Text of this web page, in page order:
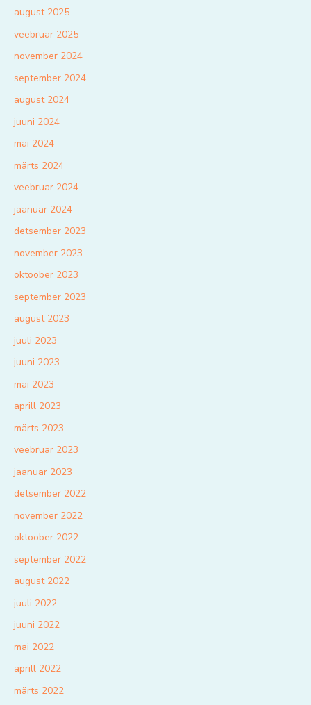
august 2025
veebruar 2025
november 2024
september 2024
august 2024
juuni 2024
mai 2024
märts 2024
veebruar 2024
jaanuar 2024
detsember 2023
november 2023
oktoober 2023
september 2023
august 2023
juuli 2023
juuni 2023
mai 2023
aprill 2023
märts 2023
veebruar 2023
jaanuar 2023
detsember 2022
november 2022
oktoober 2022
september 2022
august 2022
juuli 2022
juuni 2022
mai 2022
aprill 2022
märts 2022